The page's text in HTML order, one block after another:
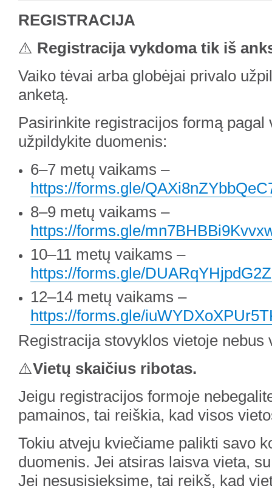
REGISTRACIJA
⚠️ Registracija vykdoma tik iš
Vaiko tėvai arba globėjai privalo
anketą.
Pasirinkite registracijos formą pagal
užpildykite duomenis:
6–7 metų vaikams –
https://forms.gle/
8–9 metų vaikams –
https://forms.gle/
10–11 metų vaikams –
https://forms.gle/
12–14 metų vaikams –
https://forms.gle/
Registracija stovyklos vietoje nebus
⚠️Vietų skaičius ribotas.
Jeigu registracijos formoje
pamainos, tai reiškia, kad visos
Tokiu atveju kviečiame palikti savo
duomenis. Jei atsiras laisva vieta,
Jei nesusisieksime, tai reikš, kad